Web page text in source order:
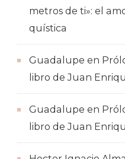
metros de ti»: el
quística
Guadalupe en
libro de Juan
Guadalupe en
libro de Juan